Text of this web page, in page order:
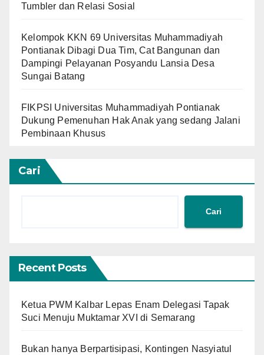
Tumbler dan Relasi Sosial
Kelompok KKN 69 Universitas Muhammadiyah
Pontianak Dibagi Dua Tim, Cat Bangunan dan
Dampingi Pelayanan Posyandu Lansia Desa
Sungai Batang
FIKPSI Universitas Muhammadiyah Pontianak
Dukung Pemenuhan Hak Anak yang sedang Jalani
Pembinaan Khusus
Cari
Cari
Recent Posts
Ketua PWM Kalbar Lepas Enam Delegasi Tapak
Suci Menuju Muktamar XVI di Semarang
Bukan hanya Berpartisipasi, Kontingen Nasyiatul